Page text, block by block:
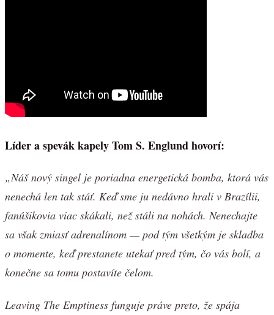
Líder a spevák kapely Tom S. Englund hovorí:
„Náš nový singel je poriadna energetická bomba, ktorá vás
nenechá len tak stáť. Keď sme ju nedávno hrali v Brazílii,
fanúšikovia viac skákali, než stáli na nohách. Nenechajte
sa však zmiasť adrenalínom — pod tým všetkým je skladba
o momente, keď prestanete utekať pred tým, čo vás bolí, a
konečne sa tomu postavíte čelom.
Leaving The Emptiness funguje práve preto, že spája